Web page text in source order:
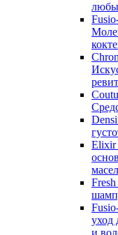
Elixir
масел
уход
и